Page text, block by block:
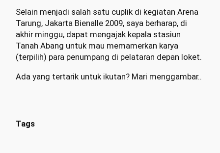
Selain menjadi salah satu cuplik di kegiatan Arena
Tarung, Jakarta Bienalle 2009, saya berharap, di
akhir minggu, dapat mengajak kepala stasiun
Tanah Abang untuk mau memamerkan karya
(terpilih) para penumpang di pelataran depan loket.
Ada yang tertarik untuk ikutan? Mari menggambar..
Tags